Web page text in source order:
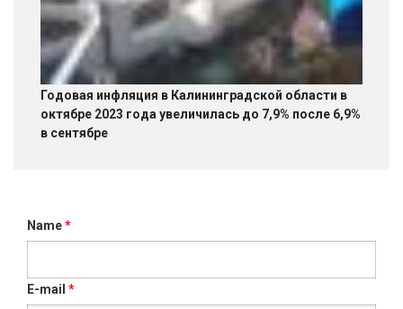
Годовая инфляция в Калининградской области в
октябре 2023 года увеличилась до 7,9% после 6,9%
в сентябре
Name*
E-mail *